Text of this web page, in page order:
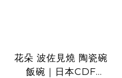
花朵 波佐見燒 陶瓷碗
飯碗｜日本CDF